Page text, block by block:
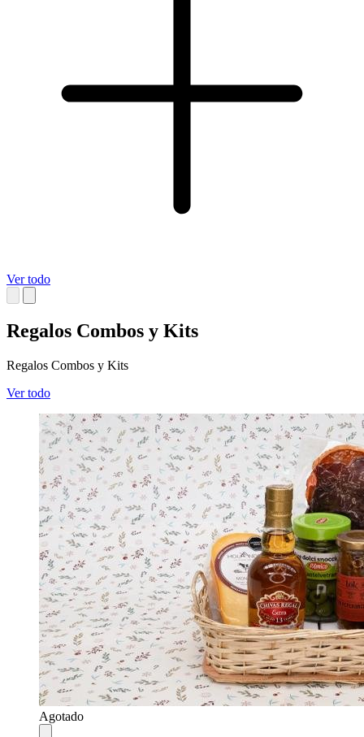
Ver todo
Regalos Combos y Kits
Regalos Combos y Kits
Ver todo
Agotado